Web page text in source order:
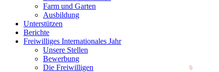
Farm und Garten
Ausbildung
Unterstützen
Berichte
Freiwilliges Internationales Jahr
Unsere Stellen
Bewerbung
Die Freiwilligen